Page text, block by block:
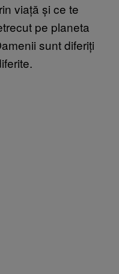
viață și ce te
pe planeta
sunt diferiți